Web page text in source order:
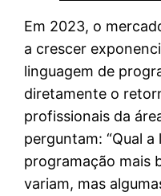
Em 2023, o
a crescer
linguagem de
diretamente o
profissionais da
perguntam: “Qual a
programação mais
variam, mas